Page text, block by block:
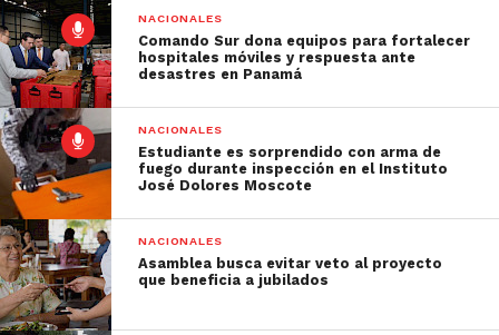
NACIONALES
Comando Sur dona equipos para fortalecer
hospitales móviles y respuesta ante
desastres en Panamá
NACIONALES
Estudiante es sorprendido con arma de
fuego durante inspección en el Instituto
José Dolores Moscote
NACIONALES
Asamblea busca evitar veto al proyecto
que beneficia a jubilados